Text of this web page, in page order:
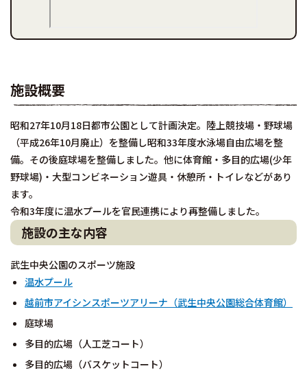
施設概要
昭和27年10月18日都市公園として計画決定。陸上競技場・野球場
（平成26年10月廃止）を整備し昭和33年度水泳場自由広場を整
備。その後庭球場を整備しました。他に体育館・多目的広場(少年
野球場)・大型コンビネーション遊具・休憩所・トイレなどがあり
ます。
令和3年度に温水プールを官民連携により再整備しました。
施設の主な内容
武生中央公園のスポーツ施設
温水プール
越前市アイシンスポーツアリーナ（武生中央公園総合体育館）
庭球場
多目的広場（人工芝コート）
多目的広場（バスケットコート）